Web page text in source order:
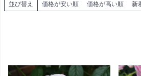
並び替え 価格が安い順 価格が高い順 新